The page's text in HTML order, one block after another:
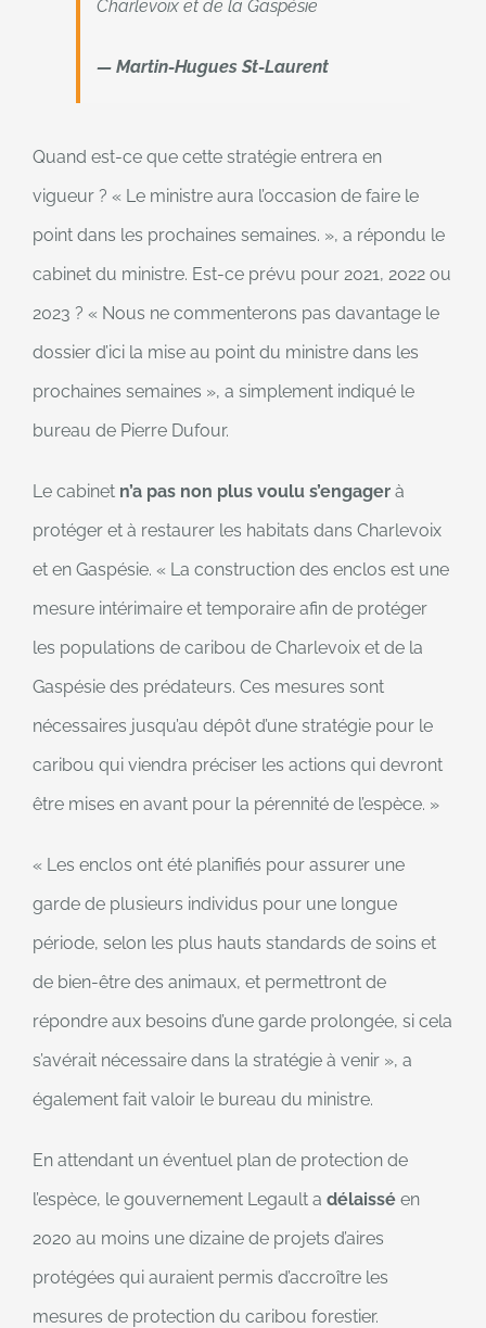
Charlevoix et de la Gaspésie
— Martin-Hugues St-Laurent
Quand est-ce que cette stratégie entrera en
vigueur ? « Le ministre aura l’occasion de faire le
point dans les prochaines semaines. », a répondu le
cabinet du ministre. Est-ce prévu pour 2021, 2022 ou
2023 ? « Nous ne commenterons pas davantage le
dossier d’ici la mise au point du ministre dans les
prochaines semaines », a simplement indiqué le
bureau de Pierre Dufour.
Le cabinet n’a pas non plus voulu s’engager à
protéger et à restaurer les habitats dans Charlevoix
et en Gaspésie. « La construction des enclos est une
mesure intérimaire et temporaire afin de protéger
les populations de caribou de Charlevoix et de la
Gaspésie des prédateurs. Ces mesures sont
nécessaires jusqu’au dépôt d’une stratégie pour le
caribou qui viendra préciser les actions qui devront
être mises en avant pour la pérennité de l’espèce. »
« Les enclos ont été planifiés pour assurer une
garde de plusieurs individus pour une longue
période, selon les plus hauts standards de soins et
de bien-être des animaux, et permettront de
répondre aux besoins d’une garde prolongée, si cela
s’avérait nécessaire dans la stratégie à venir », a
également fait valoir le bureau du ministre.
En attendant un éventuel plan de protection de
l’espèce, le gouvernement Legault a délaissé en
2020 au moins une dizaine de projets d’aires
protégées qui auraient permis d’accroître les
mesures de protection du caribou forestier.